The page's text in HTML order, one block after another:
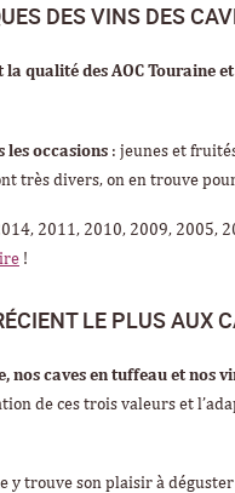
DES VINS DES
la qualité des AOC Touraine
les occasions : jeunes et
très divers, on en trouve
2011, 2010, 2009, 2005,
!
LE PLUS AUX
nos caves en tuffeau et nos
de ces trois valeurs et
y trouve son plaisir à